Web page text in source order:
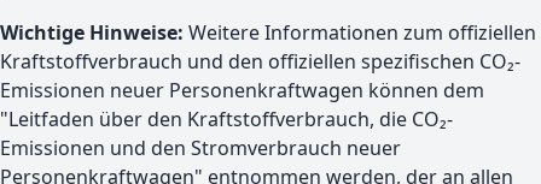
Wichtige Hinweise: Weitere Informationen zum offiziellen
Kraftstoffverbrauch und den offiziellen spezifischen CO₂-
Emissionen neuer Personenkraftwagen können dem
"Leitfaden über den Kraftstoffverbrauch, die CO₂-
Emissionen und den Stromverbrauch neuer
Personenkraftwagen" entnommen werden, der an allen